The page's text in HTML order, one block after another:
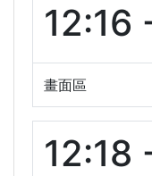
12:16
畫面區
12:18